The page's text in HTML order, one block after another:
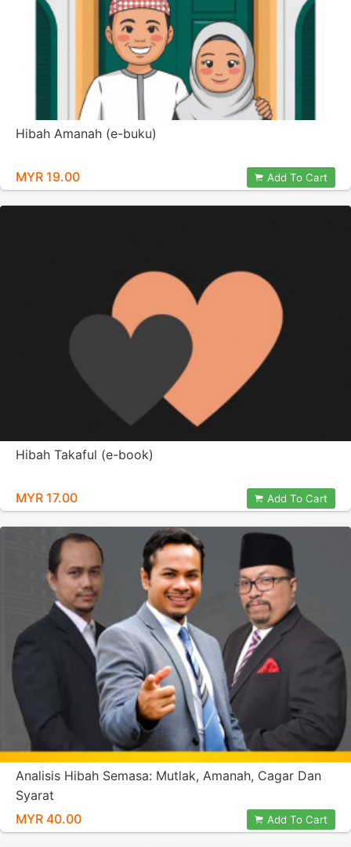
Hibah Amanah (e-buku)
MYR 19.00 Add To Cart
Hibah Takaful (e-book)
MYR 17.00 Add To Cart
Analisis Hibah Semasa: Mutlak, Amanah, Cagar Dan
Syarat
MYR 40.00
Add To Cart